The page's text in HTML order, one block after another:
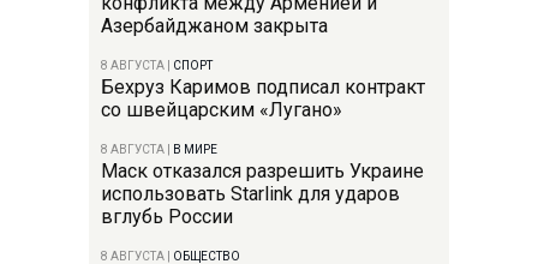
Азербайджаном закрыта
8 АВГУСТА СПОРТ
Бехруз Каримов подписал контракт
со швейцарским «Лугано»
8 АВГУСТА В МИРЕ
Маск отказался разрешить Украине
использовать Starlink для ударов
вглубь России
8 АВГУСТА ОБЩЕСТВО